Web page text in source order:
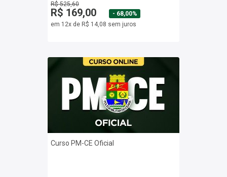
R$ 525,60
R$ 169,00
- 68,00%
em 12x de R$ 14,08 sem juros
Curso PM-CE Oficial